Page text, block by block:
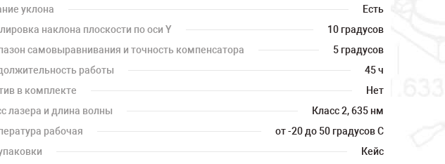
уклона
Есть
наклона плоскости по оси Y
10 градусов
самовыравнивания и точность компенсатора
5 градусов
работы
45 ч
в комплекте
Нет
лазера и длина волны
Класс 2, 635 нм
рабочая
от -20 до 50 градусов С
Кейс